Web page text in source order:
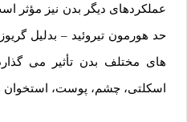
عملکردهای دیگر بدن نیز مؤثر
حد هورمون تیروئید – بدلیل
های مختلف بدن تأثیر می
اسکلتی، چشم، پوست، استخوان